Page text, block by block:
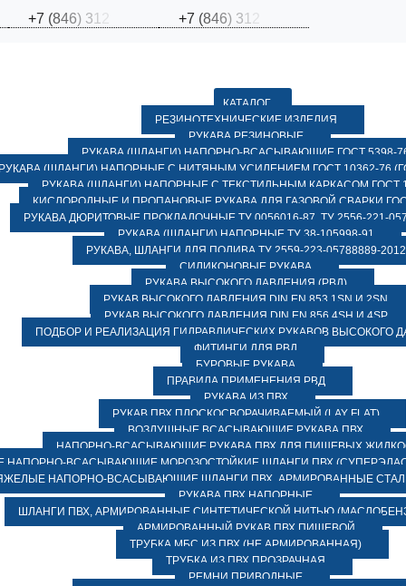
+7 (846) 31 +7 (846) 31
КАТАЛОГ
РЕЗИНОТЕХНИЧЕСКИЕ ИЗДЕЛИЯ
РУКАВА РЕЗИНОВЫЕ
РУКАВА (ШЛАНГИ) НАПОРНО-ВСАСЫВАЮЩИЕ ГОСТ 5398-
(ШЛАНГИ) НАПОРНЫЕ С НИТЯНЫМ УСИЛЕНИЕМ ГОСТ 10362-76
РУКАВА (ШЛАНГИ) НАПОРНЫЕ С ТЕКСТИЛЬНЫМ КАРКАСОМ ГОСТ
КИСЛОРОДНЫЕ И ПРОПАНОВЫЕ РУКАВА ДЛЯ ГАЗОВОЙ СВАРКИ
РУКАВА ДЮРИТОВЫЕ ПРОКЛАДОЧНЫЕ ТУ 0056016-87, ТУ 2556-221-
РУКАВА (ШЛАНГИ) НАПОРНЫЕ ТУ 38-105998-91
РУКАВА, ШЛАНГИ ДЛЯ ПОЛИВА ТУ 2559-223-05788889-2012
СИЛИКОНОВЫЕ РУКАВА
РУКАВА ВЫСОКОГО ДАВЛЕНИЯ (РВД)
РУКАВ ВЫСОКОГО ДАВЛЕНИЯ DIN EN 853 1SN И 2SN
РУКАВ ВЫСОКОГО ДАВЛЕНИЯ DIN EN 856 4SH И 4SP
ПОДБОР И РЕАЛИЗАЦИЯ ГИДРАВЛИЧЕСКИХ РУКАВОВ ВЫСОКОГО
ФИТИНГИ ДЛЯ РВД
БУРОВЫЕ РУКАВА
ПРАВИЛА ПРИМЕНЕНИЯ РВД
РУКАВА ИЗ ПВХ
РУКАВ ПВХ ПЛОСКОСВОРАЧИВАЕМЫЙ (LAY FLAT)
ВОЗДУШНЫЕ ВСАСЫВАЮЩИЕ РУКАВА ПВХ
НАПОРНО-ВСАСЫВАЮЩИЕ РУКАВА ПВХ ДЛЯ ПИЩЕВЫХ
НАПОРНО-ВСАСЫВАЮЩИЕ МОРОЗОСТОЙКИЕ ШЛАНГИ ПВХ
НАПОРНО-ВСАСЫВАЮЩИЕ ШЛАНГИ ПВХ, АРМИРОВАННЫЕ
РУКАВА ПВХ НАПОРНЫЕ
ШЛАНГИ ПВХ, АРМИРОВАННЫЕ СИНТЕТИЧЕСКОЙ НИТЬЮ
АРМИРОВАННЫЙ РУКАВ ПВХ ПИЩЕВОЙ
ТРУБКА МБС ИЗ ПВХ (НЕ АРМИРОВАННАЯ)
ТРУБКА ИЗ ПВХ ПРОЗРАЧНАЯ
РЕМНИ ПРИВОДНЫЕ